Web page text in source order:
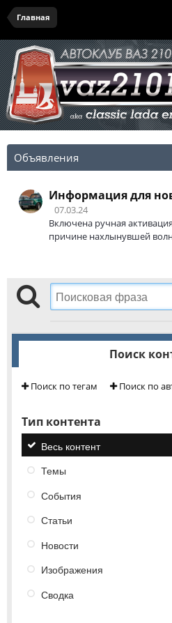
Главная
Объявления
Информация для
07.03.24
Включена ручная
причине нахлынувшей
Поиск
Поиск по тегам Поиск по
Тип контента
Весь контент
Темы
События
Статьи
Новости
Изображения
Сводка